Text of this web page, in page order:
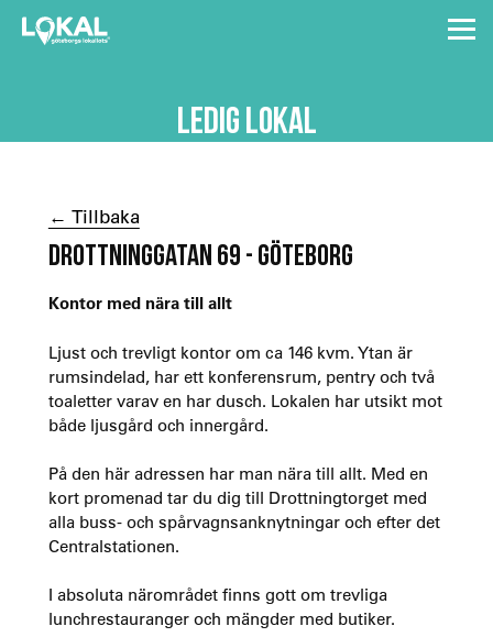
LEDIG LOKAL
← Tillbaka
DROTTNINGGATAN 69 - GÖTEBORG
Kontor med nära till allt
Ljust och trevligt kontor om ca 146 kvm. Ytan är
rumsindelad, har ett konferensrum, pentry och två
toaletter varav en har dusch. Lokalen har utsikt mot
både ljusgård och innergård.
På den här adressen har man nära till allt. Med en
kort promenad tar du dig till Drottningtorget med
alla buss- och spårvagnsanknytningar och efter det
Centralstationen.
I absoluta närområdet finns gott om trevliga
lunchrestauranger och mängder med butiker.